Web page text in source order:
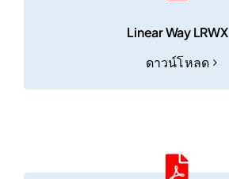
Linear Way LRWX
ดาวน์โหลด